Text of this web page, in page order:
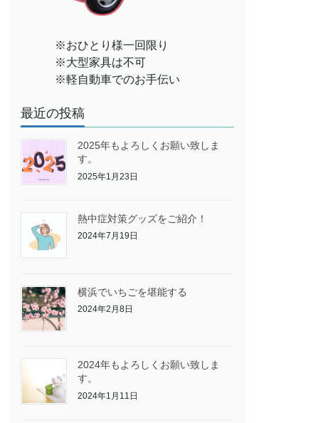
※おひとり様一回限り
※大型家具は不可
※軽自動車でのお手伝い
最近の投稿
2025年もよろしくお願い致しま
す。
2025年1月23日
熱中症対策グッズをご紹介！
2024年7月19日
横浜でいちごを堪能する
2024年2月8日
2024年もよろしくお願い致しま
す。
2024年1月11日